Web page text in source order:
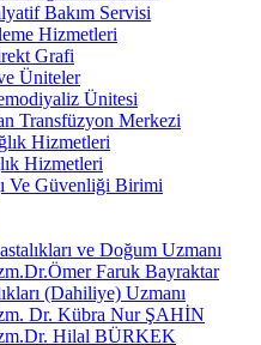
Bakım Servisi
Hizmetleri
Grafi
Üniteler
Ünitesi
Transfüzyon Merkezi
Hizmetleri
Hizmetleri
Ve Güvenliği Birimi
ve Doğum Uzmanı
Faruk Bayraktar
(Dahiliye) Uzmanı
Dr. Kübra Nur ŞAHİN
Hilal BÜRKEK